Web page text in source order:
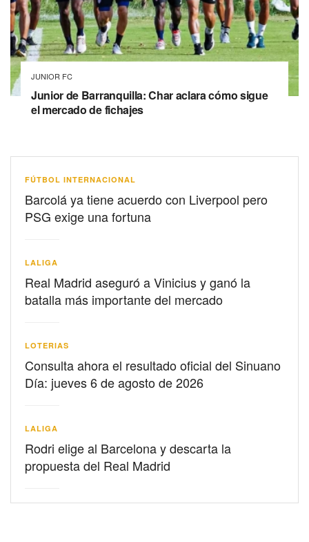
JUNIOR FC
Junior de Barranquilla: Char aclara cómo sigue
el mercado de fichajes
FÚTBOL INTERNACIONAL
Barcolá ya tiene acuerdo con Liverpool pero
PSG exige una fortuna
LALIGA
Real Madrid aseguró a Vinicius y ganó la
batalla más importante del mercado
LOTERIAS
Consulta ahora el resultado oficial del Sinuano
Día: jueves 6 de agosto de 2026
LALIGA
Rodri elige al Barcelona y descarta la
propuesta del Real Madrid